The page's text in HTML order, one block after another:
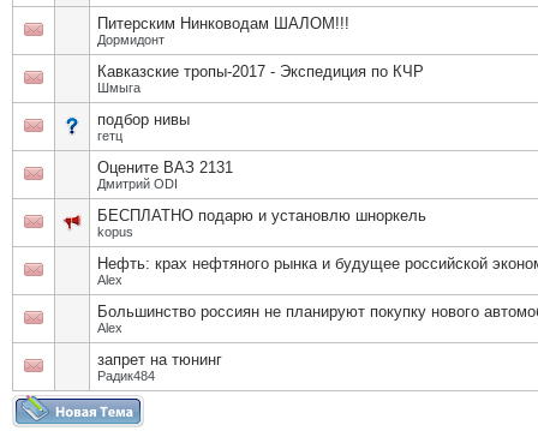
Питерским Нинководам ШАЛОМ!!!
Дормидонт
Кавказские тропы-2017 - Экспедиция по КЧР
Шмыга
подбор нивы
гетц
Оцените ВАЗ 2131
Дмитрий ODI
БЕСПЛАТНО подарю и установлю шноркель
kopus
Нефть: крах нефтяного рынка и будущее российской
Alex
Большинство россиян не планируют покупку нового
Alex
запрет на тюнинг
Радик484